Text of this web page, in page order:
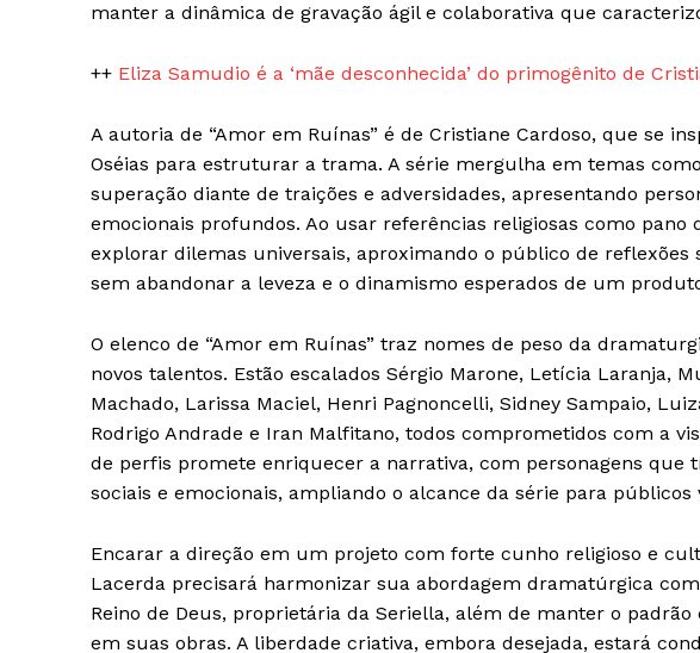
SAIBA MAIS
manter a dinâmica de gravação ágil e colaborativa que
++ Eliza Samudio é a ‘mãe desconhecida’ do primogênito de
A autoria de “Amor em Ruínas” é de Cristiane Cardoso, que se
Oséias para estruturar a trama. A série mergulha em temas
superação diante de traições e adversidades, apresentando
emocionais profundos. Ao usar referências religiosas como pano
explorar dilemas universais, aproximando o público de reflexões
sem abandonar a leveza e o dinamismo esperados de um
O elenco de “Amor em Ruínas” traz nomes de peso da
novos talentos. Estão escalados Sérgio Marone, Letícia Laranja,
Machado, Larissa Maciel, Henri Pagnoncelli, Sidney Sampaio,
Rodrigo Andrade e Iran Malfitano, todos comprometidos com a
de perfis promete enriquecer a narrativa, com personagens que
sociais e emocionais, ampliando o alcance da série para
Encarar a direção em um projeto com forte cunho religioso e
Lacerda precisará harmonizar sua abordagem dramatúrgica
Reino de Deus, proprietária da Seriella, além de manter o
em suas obras. A liberdade criativa, embora desejada, estará